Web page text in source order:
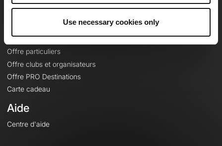
Use necessary cookies only
Offres
Fonds de cartes topographiques
Fonctionnalités
Offre particuliers
Offre clubs et organisateurs
Offre PRO Destinations
Carte cadeau
Aide
Centre d'aide